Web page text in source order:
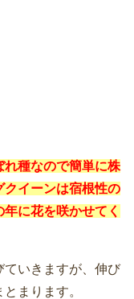
れ種なので簡単に株
クイーンは宿根性の
に花を咲かせてく
ていきますが、伸び
まります。